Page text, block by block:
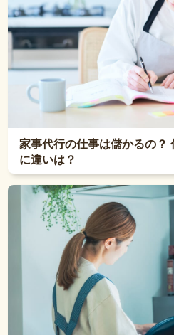
家事代行の仕事は儲かるの？
に違いは？